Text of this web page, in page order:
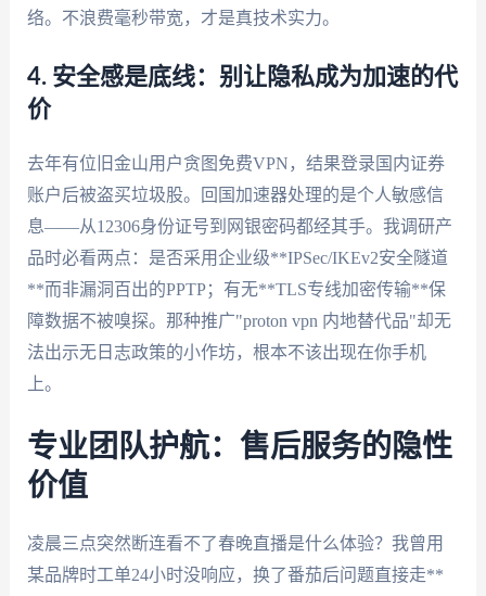
络。不浪费毫秒带宽，才是真技术实力。
4. 安全感是底线：别让隐私成为加速的代
价
去年有位旧金山用户贪图免费VPN，结果登录国内证券
账户后被盗买垃圾股。回国加速器处理的是个人敏感信
息——从12306身份证号到网银密码都经其手。我调研产
品时必看两点：是否采用企业级**IPSec/IKEv2安全隧道
**而非漏洞百出的PPTP；有无**TLS专线加密传输**保
障数据不被嗅探。那种推广"proton vpn 内地替代品"却无
法出示无日志政策的小作坊，根本不该出现在你手机
上。
专业团队护航：售后服务的隐性
价值
凌晨三点突然断连看不了春晚直播是什么体验？我曾用
某品牌时工单24小时没响应，换了番茄后问题直接走**